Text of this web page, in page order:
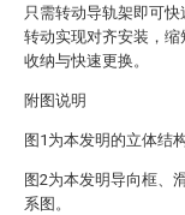
只需转动导轨架即可
转动实现对齐安装，
收纳与快速更换。
附图说明
图1为本发明的立体结
图2为本发明导向框、
系图。